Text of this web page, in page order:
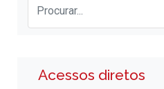
Acessos diretos